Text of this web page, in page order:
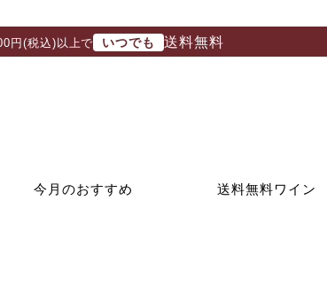
円(税込)以上で いつでも 送料無料
今月のおすすめ 送料無料ワイン